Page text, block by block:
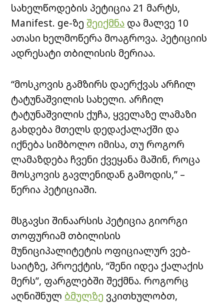
სახელწოდების პეტიცია 21 მარტს,
Manifest. ge-ზეშეიქმნა და მალვე 10
ათასი ხელმოწერა მოაგროვა. პეტიციის
ადრესატი თბილისის მერიაა.
“მოსკოვის გამზირს დაერქვას არჩილ
ტატუნაშვილის სახელი. არჩილ
ტატუნაშვილის ქუჩა, ყველაზე ლამაზი
გახდება მთელს დედაქალაქში და
იქნება სიმბოლო იმისა, თუ როგორ
ლამაზდება ჩვენი ქვეყანა მაშინ, როცა
მოსკოვის გავლენიდან გამოდის,” –
წერია პეტიციაში.
მსგავსი შინაარსის პეტიცია გიორგი
თოფურიამ თბილისის
მუნიციპალიტეტის ოფიციალურ ვებ-
საიტზე, პროექტის, “შენი იდეა ქალაქის
მერს”, ფარგლებში შექმნა. როგორც
აღნიშნულ ბმულზე ვკითხულობთ,